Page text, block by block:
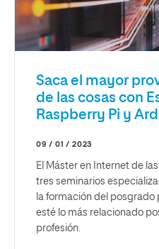
Saca el mayor
de las cosas con
Raspberry Pi y
09 / 01 / 2023
El Máster en Internet de
tres seminarios
la formación del posgrado
esté lo más relacionado
profesión.